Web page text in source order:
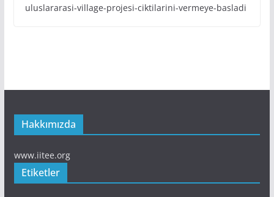
uluslararasi-village-projesi-ciktilarini-vermeye-basladi
Hakkımızda
www.iitee.org
Etiketler